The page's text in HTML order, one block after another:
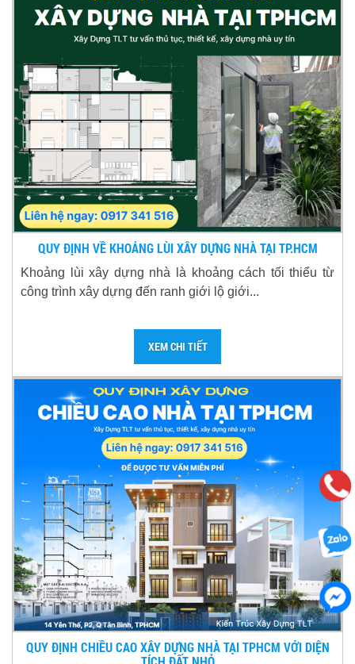
QUY ĐỊNH VỀ KHOẢNG LÙI XÂY DỰNG NHÀ TẠI TP.HCM
Khoảng lùi xây dựng nhà là khoảng cách tối thiểu từ
công trình xây dựng đến ranh giới lộ giới...
XEM CHI TIẾT
QUY ĐỊNH CHIỀU CAO XÂY DỰNG NHÀ TẠI TPHCM VỚI DIỆN